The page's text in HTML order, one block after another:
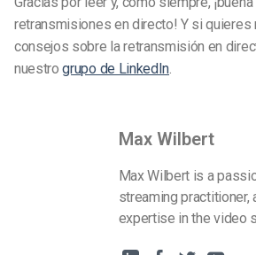
retransmisiones en directo! Y si quieres
consejos sobre la retransmisión en
nuestrogrupo de LinkedIn
Max Wilbert
Max Wilbert is a
streaming practitioner,
expertise in the video